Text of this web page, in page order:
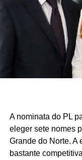
A nominata do PL
eleger sete nomes
Grande do Norte. A
bastante